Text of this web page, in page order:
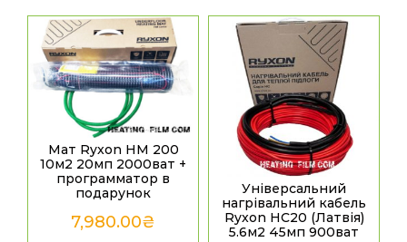
Мат Ryxon HM 200
10м2 20мп 2000ват +
программатор в
подарунок
7,980.00₴
Універсальний
нагрівальний кабель
Ryxon HC20 (Латвія)
5.6м2 45мп 900ват